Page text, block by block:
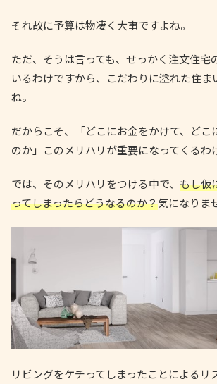
それ故に予算は物凄く大事ですよね。
ただ、そうは言っても、せっかく注文住宅
いるわけですから、こだわりに溢れた住ま
ね。
だからこそ、「どこにお金をかけて、どこ
のか」このメリハリが重要になってくるわ
では、そのメリハリをつける中で、 もし仮
ってしまったらどうなるのか？気になりま
リビングをケチってしまったことによるリ